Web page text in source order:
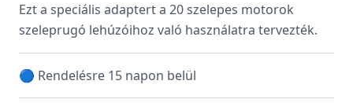
Ezt a speciális adaptert a 20 szelepes motorok
szeleprugó lehúzóihoz való használatra tervezték.
🔵 Rendelésre 15 napon belül